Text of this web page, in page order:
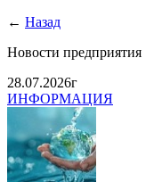
← Назад
Новости предприятия
28.07.2026г
ИНФОРМАЦИЯ